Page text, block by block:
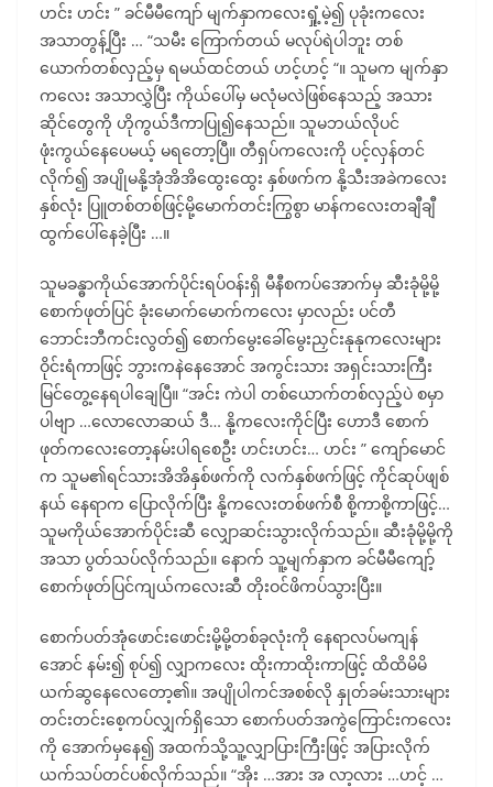
ဟင်း ဟင်း ” ခင်မီမီကျော် မျက်နှာကလေးရှုံ့မဲ့၍ ပုခုံးကလေး
အသာတွန့်ပြီး … “သမီး ကြောက်တယ် မလုပ်ရဲပါဘူး တစ်
ယောက်တစ်လှည့်မှ ရမယ်ထင်တယ် ဟင့်ဟင့် “။ သူမက မျက်နှာ
ကလေး အသာလွှဲပြီး ကိုယ်ပေါ်မှ မလုံမလဲဖြစ်နေသည့် အသား
ဆိုင်တွေကို ဟိုကွယ်ဒီကာပြု၍နေသည်။ သူမဘယ်လိုပင်
ဖုံးကွယ်နေပေမယ့် မရတော့ပြီ။ တီရှပ်ကလေးကို ပင့်လှန်တင်
လိုက်၍ အပျိုမနို့အုံအိအိထွေးထွေး နှစ်ဖက်က နို့သီးအခဲကလေး
နှစ်လုံး ပြူတစ်တစ်ဖြင့်မို့မောက်တင်းကြွစွာ မာန်ကလေးတချီချီ
ထွက်ပေါ်နေခဲ့ပြီး …။
သူမခန္ဓာကိုယ်အောက်ပိုင်းရပ်ဝန်းရှိ မီနီစကပ်အောက်မှ ဆီးခုံမို့မို့
စောက်ဖုတ်ပြင် ခုံးမောက်မောက်ကလေး မှာလည်း ပင်တီ
ဘောင်းဘီကင်းလွတ်၍ စောက်မွေးခေါ်မွေးညှင်းနုနုကလေးများ
ဝိုင်းရံကာဖြင့် ဘွားကနဲနေအောင် အကွင်းသား အရှင်းသားကြီး
မြင်တွေ့နေရပါချေပြီ။ “အင်း ကဲပါ တစ်ယောက်တစ်လှည့်ပဲ စမှာ
ပါဗျာ …လောလောဆယ် ဒီ… နို့ကလေးကိုင်ပြီး ဟောဒီ စောက်
ဖုတ်ကလေးတော့နမ်းပါရစေဦး ဟင်းဟင်း… ဟင်း ” ကျော်မောင်
က သူမ၏ရင်သားအိအိနှစ်ဖက်ကို လက်နှစ်ဖက်ဖြင့် ကိုင်ဆုပ်ဖျစ်
နယ် နေရာက ပြောလိုက်ပြီး နို့ကလေးတစ်ဖက်စီ စို့ကာစို့ကာဖြင့်…
သူမကိုယ်အောက်ပိုင်းဆီ လျှောဆင်းသွားလိုက်သည်။ ဆီးခုံမို့မို့ကို
အသာ ပွတ်သပ်လိုက်သည်။ နောက် သူ့မျက်နှာက ခင်မီမီကျော့်
စောက်ဖုတ်ပြင်ကျယ်ကလေးဆီ တိုးဝင်ဖိကပ်သွားပြီး။
စောက်ပတ်အုံဖောင်းဖောင်းမို့မို့တစ်ခုလုံးကို နေရာလပ်မကျန်
အောင် နမ်း၍ စုပ်၍ လျှာကလေး ထိုးကာထိုးကာဖြင့် ထိထိမိမိ
ယက်ဆွနေလေတော့၏။ အပျိုပါကင်အစစ်လို နှုတ်ခမ်းသားများ
တင်းတင်းစေ့ကပ်လျှက်ရှိသော စောက်ပတ်အကွဲကြောင်းကလေး
ကို အောက်မှနေ၍ အထက်သို့သူ့လျှာပြားကြီးဖြင့် အပြားလိုက်
ယက်သပ်တင်ပစ်လိုက်သည်။ “အိုး …အား အ လာ့လား …ဟင့် …